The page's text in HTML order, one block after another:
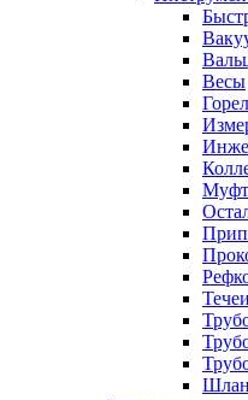
Весы